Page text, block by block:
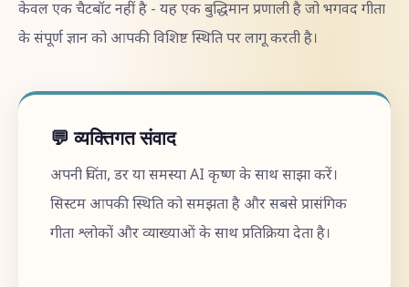
केवल एक चैटबॉट नहीं है - यह एक बुद्धिमान प्रणाली है जो भगवद गीता
के संपूर्ण ज्ञान को आपकी विशिष्ट स्थिति पर लागू करती है।
💬 व्यक्तिगत संवाद
अपनी चिंता, डर या समस्या AI कृष्ण के साथ साझा करें।
सिस्टम आपकी स्थिति को समझता है और सबसे प्रासंगिक
गीता श्लोकों और व्याख्याओं के साथ प्रतिक्रिया देता है।